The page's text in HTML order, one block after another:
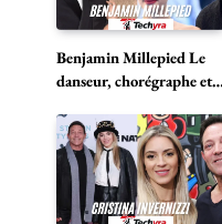
Benjamin Millepied Le
danseur, chorégraphe et